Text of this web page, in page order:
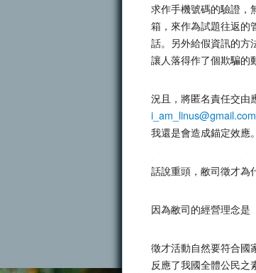
求作手機號碼的驗證，
箱，來作為試題往返的
話。另外給假資訊的方
讓人落得作了個欺騙的
況且，將匿名責任交由
i_am_linus@gmail.com
我還是會造成錨定效應。
話說重頭，敝司徵才為
因為敝司的經營理念是
徵才活動自然要符合國
反應了我國全體公民之